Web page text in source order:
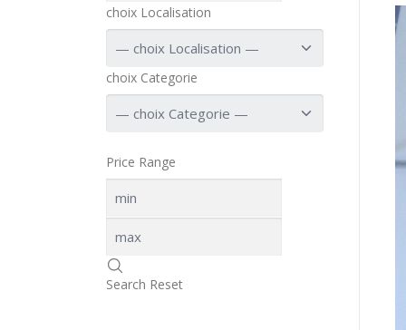
choix Localisation
choix Categorie
Price Range
Search Reset